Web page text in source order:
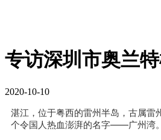
专访深圳市奥兰
2020-10-10
湛江，位于粤西的雷州半岛，古属雷
个令国人热血澎湃的名字——广州湾。